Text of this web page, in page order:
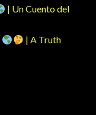
| Un Cuento del
| A Truth